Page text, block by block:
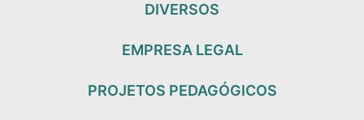
DIVERSOS
EMPRESA LEGAL
PROJETOS PEDAGÓGICOS